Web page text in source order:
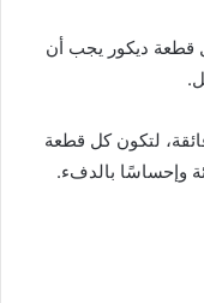
قطعة ديكور يجب أن
لتكون كل قطعة
وإحساسًا بالدفء.